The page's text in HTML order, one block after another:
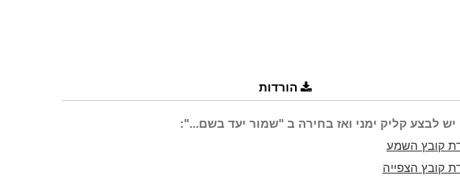
הורדות
יש לבצע קליק ימני ואז בחירה ב "שמור יעד בשם...":
קובץ השמע
קובץ הצפייה